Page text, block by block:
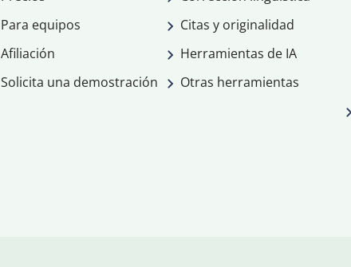
Para equipos
Afiliación
Solicita una demostración
Citas y originalidad
Herramientas de IA
Otras herramientas